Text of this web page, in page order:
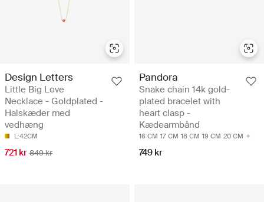
Design Letters
Little Big Love
Necklace - Goldplated -
Halskæder med
vedhæng
L:42CM
721 kr 849 kr
Pandora
Snake chain 14k gold-
plated bracelet with
heart clasp -
Kædearmbånd
16 CM 17 CM 18 CM 19 CM 20 CM
749 kr